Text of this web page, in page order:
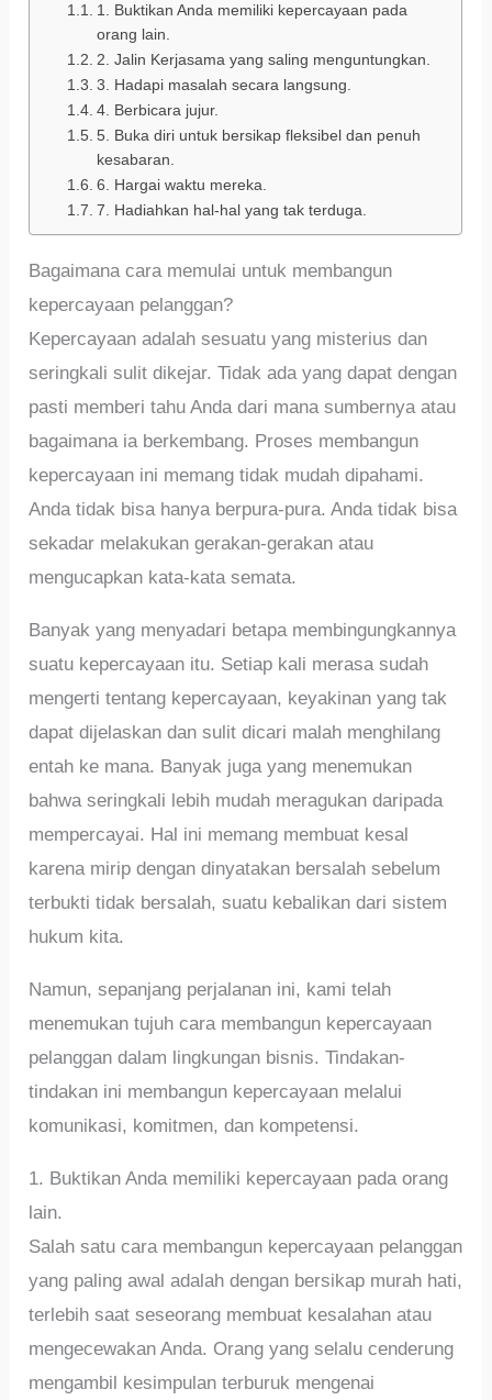
1. Buktikan Anda memiliki kepercayaan pada
orang lain.
2. Jalin Kerjasama yang saling menguntungkan.
3. Hadapi masalah secara langsung.
4. Berbicara jujur.
5. Buka diri untuk bersikap fleksibel dan penuh
kesabaran.
6. Hargai waktu mereka.
7. Hadiahkan hal-hal yang tak terduga.
Bagaimana cara memulai untuk membangun
kepercayaan pelanggan?
Kepercayaan adalah sesuatu yang misterius dan
seringkali sulit dikejar. Tidak ada yang dapat dengan
pasti memberi tahu Anda dari mana sumbernya atau
bagaimana ia berkembang. Proses membangun
kepercayaan ini memang tidak mudah dipahami.
Anda tidak bisa hanya berpura-pura. Anda tidak bisa
sekadar melakukan gerakan-gerakan atau
mengucapkan kata-kata semata.
Banyak yang menyadari betapa membingungkannya
suatu kepercayaan itu. Setiap kali merasa sudah
mengerti tentang kepercayaan, keyakinan yang tak
dapat dijelaskan dan sulit dicari malah menghilang
entah ke mana. Banyak juga yang menemukan
bahwa seringkali lebih mudah meragukan daripada
mempercayai. Hal ini memang membuat kesal
karena mirip dengan dinyatakan bersalah sebelum
terbukti tidak bersalah, suatu kebalikan dari sistem
hukum kita.
Namun, sepanjang perjalanan ini, kami telah
menemukan tujuh cara membangun kepercayaan
pelanggan dalam lingkungan bisnis. Tindakan-
tindakan ini membangun kepercayaan melalui
komunikasi, komitmen, dan kompetensi.
1. Buktikan Anda memiliki kepercayaan pada orang
lain.
Salah satu cara membangun kepercayaan pelanggan
yang paling awal adalah dengan bersikap murah hati,
terlebih saat seseorang membuat kesalahan atau
mengecewakan Anda. Orang yang selalu cenderung
mengambil kesimpulan terburuk mengenai